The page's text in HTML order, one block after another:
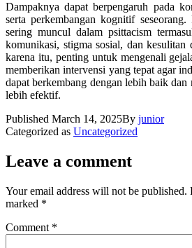
Dampaknya dapat berpengaruh pada
serta perkembangan kognitif seseorang.
sering muncul dalam psittacism
komunikasi, stigma sosial, dan kesulitan
karena itu, penting untuk mengenali
memberikan intervensi yang tepat agar
dapat berkembang dengan lebih baik
lebih efektif.
Published March 14, 2025By junior
Categorized as Uncategorized
Leave a comment
Your email address will not be published.
marked *
Comment *